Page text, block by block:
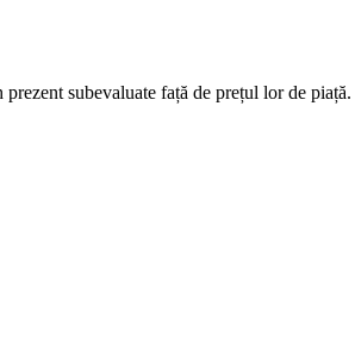
subevaluate față de prețul lor de piață.